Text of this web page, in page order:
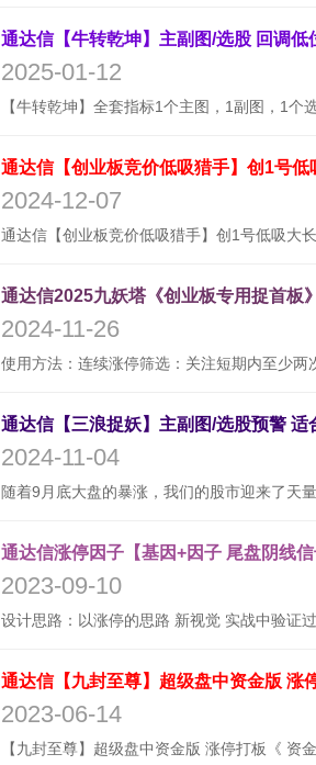
2025-01-12
通达信【创业板竞价低吸猎手】创1号
2024-12-07
通达信2025九妖塔《创业板专用捉首板
2024-11-26
2024-11-04
通达信涨停因子【基因+因子 尾盘阴线
2023-09-10
2023-06-14